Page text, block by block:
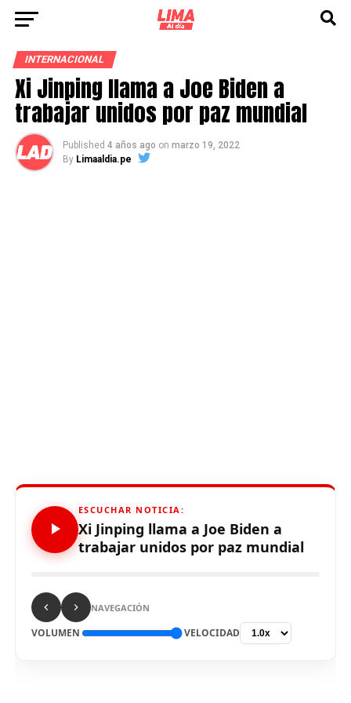
INTERNACIONAL
Xi Jinping llama a Joe Biden a
trabajar unidos por paz mundial
Published 4 años ago on marzo 19, 2022
By Limaaldia.pe
ESCUCHAR NOTICIA:
Xi Jinping llama a Joe Biden a
trabajar unidos por paz mundial
NAVEGACIÓN
VOLUMEN VELOCIDAD